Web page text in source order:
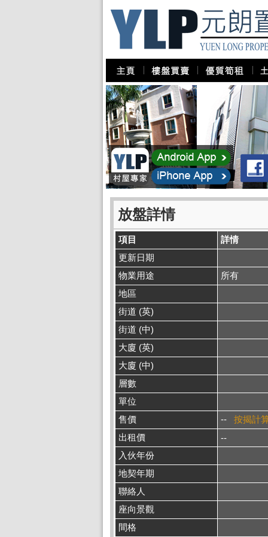
放盤詳情
項目
詳情
更新日期
物業用途
所有
地區
街道 (英)
街道 (中)
大廈 (英)
大廈 (中)
層數
單位
售價
-- 按揭計
出租價
--
入伙年份
地契年期
聯絡人
座向景觀
間格